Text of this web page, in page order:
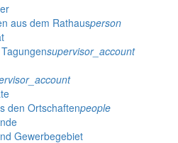
aus dem Rathausperson
supervisor_account
den Ortschaftenpeople
Gewerbegebiet